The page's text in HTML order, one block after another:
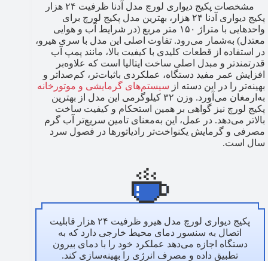
مشخصات پکیج دیواری لورچ مدل آدنا ظرفیت ۲۴ هزار
پکیج دیواری آدنا ۲۴ هزار، بهترین مدل پکیج لورچ​ برای
واحدهایی با متراژ ۱۵۰ متر مربع (در شرایط آب و هوایی
معتدل) به‌شمار می‌رود. تفاوت اصلی این مدل با سری هیرو،
در استفاده از قطعات کلیدی با کیفیت بالا، مانند پمپ آب
قدرتمندتر و مبدل اصلی ساخت ایتالیا است که علاوه‌بر
افزایش عمر مفید دستگاه، عملکردی باثبات‌تر، کم‌صداتر و
بهینه‌تر را در این دسته از سیستم‌های گرمایشی و موتورخانه
به‌ارمغان می‌آورد. وزن ۳۲ کیلوگرمی این مدل از بهترین
پکیج لورچ​ نیز گواهی بر همین استحکام و کیفیت ساخت
بالاتر می‌دهد. در عمل، این به‌معنای تامین سریع‌تر آب گرم
مصرفی و گرمایش یکنواخت‌تر رادیاتورها در فصول سرد
سال است.
پکیج دیواری لورچ مدل هیرو ظرفیت ۲۴ هزار قابلیت
اتصال به سنسور دمای محیط خارجی دارد که به
دستگاه اجازه می‌دهد عملکرد خود را با دمای بیرون
تطبیق داده و مصرف انرژی را بهینه‌سازی کند.